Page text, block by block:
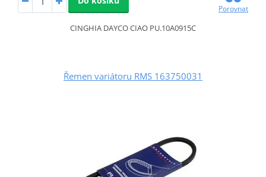
Porovnat
CINGHIA DAYCO CIAO PU.10A0915C
Řemen variátoru RMS 163750031